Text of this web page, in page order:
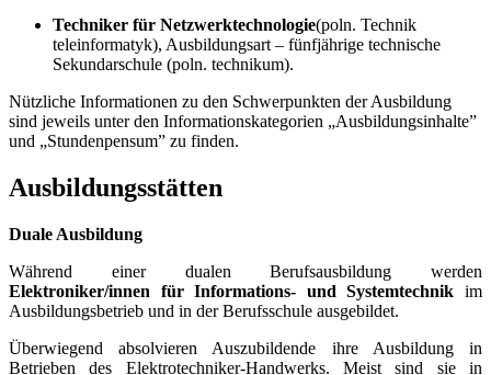
Techniker für Netzwerktechnologie(poln. Technik
teleinformatyk), Ausbildungsart – fünfjährige technische
Sekundarschule (poln. technikum).
Nützliche Informationen zu den Schwerpunkten der Ausbildung
sind jeweils unter den Informationskategorien „Ausbildungsinhalte”
und „Stundenpensum” zu finden.
Ausbildungsstätten
Duale Ausbildung
Während einer dualen Berufsausbildung werden
Elektroniker/innen für Informations- und Systemtechnik im
Ausbildungsbetrieb und in der Berufsschule ausgebildet.
Überwiegend absolvieren Auszubildende ihre Ausbildung in
Betrieben des Elektrotechniker-Handwerks. Meist sind sie in